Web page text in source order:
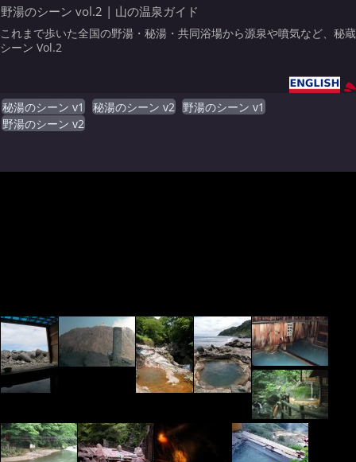
野湯のシーン vol.2 | 山の温泉ガイド
これまで歩いた全国の野湯・秘湯・共同浴場から源泉や噴気など、秘蔵
シーン Vol.2
秘湯のシーン v1 秘湯のシーン v2
野湯のシーン v1
野湯のシーン v2